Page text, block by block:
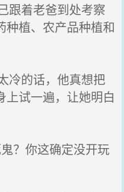
跟着老爸到处考察
种植、农产品种植和
冷的话，他真想把
上试一遍，让她明白
？你这确定没开玩